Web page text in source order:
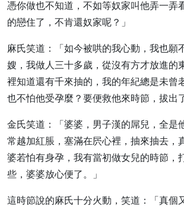
憑你做也不知道，不如等奴家叫他弄一弄
的戀住了，不肯還奴家呢？」
麻氏笑道：「如今被哄的我心動，我也願
嫂，我做人三十多歲，從沒有方才放進的
裡知道還有千來抽的，我的年紀總是未曾
也不怕他受孕麼？要便救他來時節，拔出
金氏笑道：「婆婆，男子漢的屌兒，全是
常越加紅脹，塞滿在屄心裡，抽來抽去，
婆若怕有身孕，我有當初做女兒的時節，
些，婆婆放心便了。」
這時節說的麻氏十分火動，笑道：「真個